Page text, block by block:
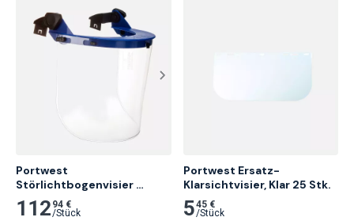
Portwest
Störlichtbogenvisier
Klasse 1, klar
112 94 €
/Stück
Portwest Ersatz-
Klarsichtvisier, Klar 25 Stk.
545 €
/Stück